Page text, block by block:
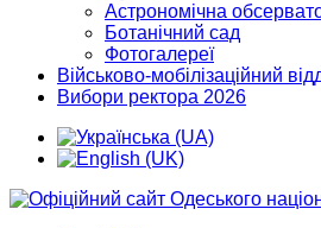
Астрономічна
Ботанічний сад
Фотогалереї
Військово-мобілізаційний
Вибори ректора 2026